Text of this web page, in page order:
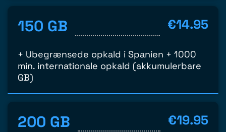
150 GB €14.95
+ Ubegrænsede opkald i Spanien + 1000
min. internationale opkald (akkumulerbare
GB)
200 GB €19.95